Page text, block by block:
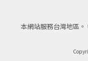
本網站服務台灣地區